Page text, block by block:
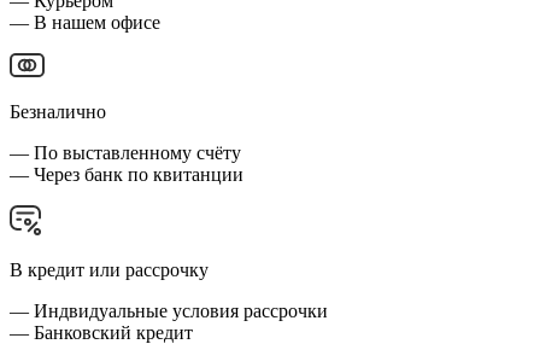
— В нашем офисе
Безналично
— По выставленному счёту
— Через банк по квитанции
В кредит или рассрочку
— Индвидуальные условия рассрочки
— Банковский кредит